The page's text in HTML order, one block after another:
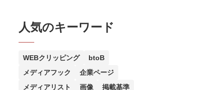
人気のキーワード
WEBクリッピング
btoB
メディアフック
企業ページ
メディアリスト
画像
掲載基準